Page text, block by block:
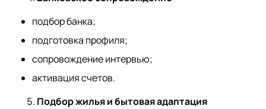
подбор банка;
подготовка профиля;
сопровождение интервью;
активация счетов.
Подбор жилья и бытовая адаптация